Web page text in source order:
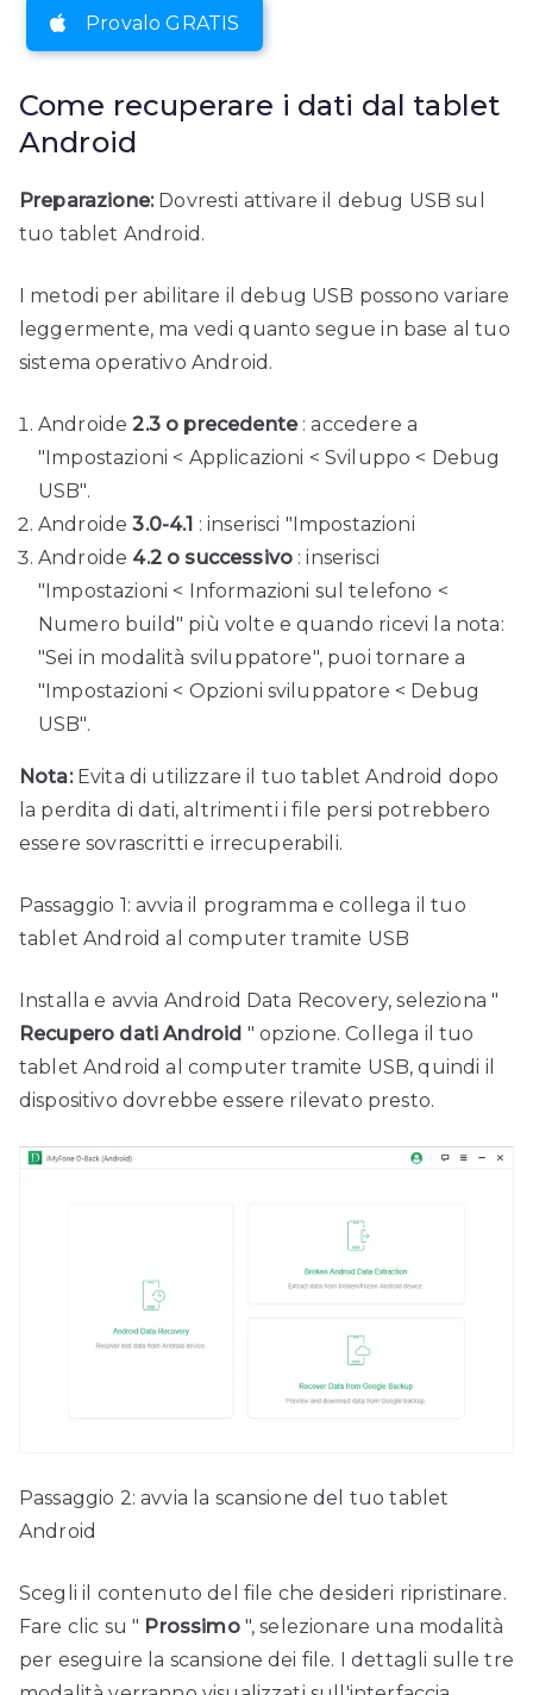
Provalo GRATIS
Come recuperare i dati dal tablet
Android
Preparazione:Dovresti attivare il debug USB sul
tuo tablet Android.
I metodi per abilitare il debug USB possono variare
leggermente, ma vedi quanto segue in base al tuo
sistema operativo Android.
Androide2.3 o precedente: accedere a
"Impostazioni < Applicazioni < Sviluppo < Debug
USB".
Androide3.0-4.1 : inserisci "Impostazioni
Androide 4.2 o successivo : inserisci
"Impostazioni < Informazioni sul telefono <
Numero build" più volte e quando ricevi la nota:
"Sei in modalità sviluppatore", puoi tornare a
"Impostazioni < Opzioni sviluppatore < Debug
USB".
Nota:Evita di utilizzare il tuo tablet Android dopo
la perdita di dati, altrimenti i file persi potrebbero
essere sovrascritti e irrecuperabili.
Passaggio 1: avvia il programma e collega il tuo
tablet Android al computer tramite USB
Installa e avvia Android Data Recovery, seleziona "
Recupero dati Android " opzione. Collega il tuo
tablet Android al computer tramite USB, quindi il
dispositivo dovrebbe essere rilevato presto.
Passaggio 2: avvia la scansione del tuo tablet
Android
Scegli il contenuto del file che desideri ripristinare.
Fare clic su " Prossimo", selezionare una modalità
per eseguire la scansione dei file. I dettagli sulle tre